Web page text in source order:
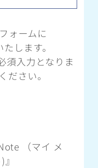
ォームに
します。
須入力となりま
ださい。
（マイ メ